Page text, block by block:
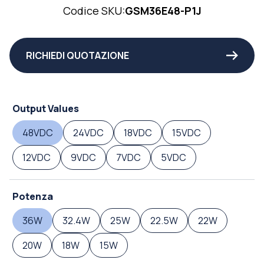
Codice SKU:GSM36E48-P1J
RICHIEDI QUOTAZIONE
Output Values
48VDC
24VDC 18VDC
15VDC
12VDC
9VDC 7VDC 5VDC
Potenza
36W
32.4W 25W 22.5W
22W
20W
18W 15W